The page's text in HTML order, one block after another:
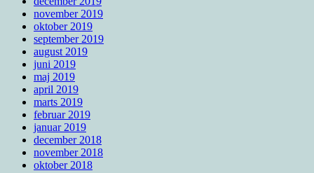
november 2019
oktober 2019
september 2019
august 2019
juni 2019
maj 2019
april 2019
marts 2019
februar 2019
januar 2019
december 2018
november 2018
oktober 2018